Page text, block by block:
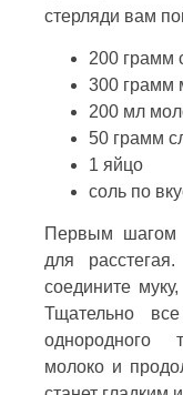
стерляди вам
200 грамм
300 грамм
200 мл
50 грамм
1 яйцо
соль по
Первым шагом
для
соедините
Тщательно
однородного
молоко и